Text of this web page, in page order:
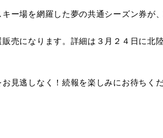
ー場を網羅した夢の共通シーズン券が
売になります。詳細は３月２４日に北
見逃しなく！続報を楽しみにお待ちくだ